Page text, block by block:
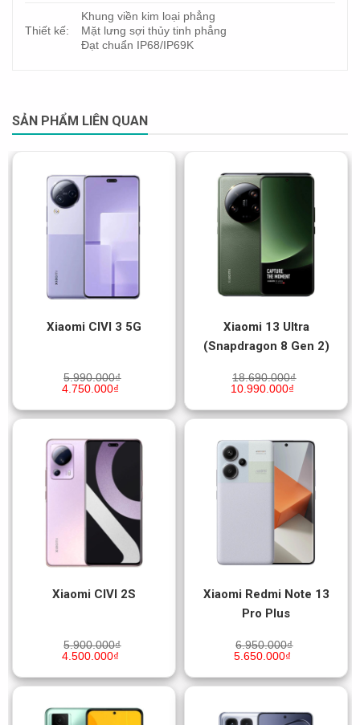
Thiết kế:
Khung viền kim loại phẳng
Mặt lưng sợi thủy tinh phẳng
Đạt chuẩn IP68/IP69K
SẢN PHẨM LIÊN QUAN
Xiaomi CIVI 3 5G
5.990.000₫
4.750.000₫
Xiaomi 13 Ultra
(Snapdragon 8 Gen 2)
18.690.000₫
10.990.000₫
Xiaomi CIVI 2S
5.900.000₫
4.500.000₫
Xiaomi Redmi Note 13
Pro Plus
6.950.000₫
5.650.000₫